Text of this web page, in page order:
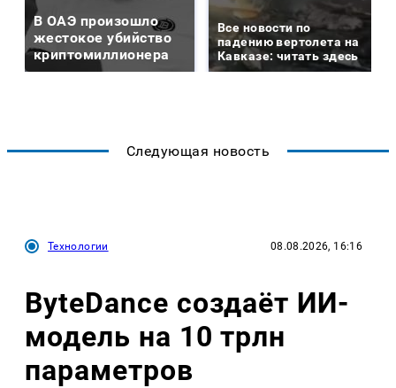
В ОАЭ произошло
жестокое убийство
криптомиллионера
Все новости по
падению вертолета на
Кавказе: читать здесь
Следующая новость
Технологии 08.08.2026, 16:16
ByteDance создаёт ИИ-
модель на 10 трлн
параметров